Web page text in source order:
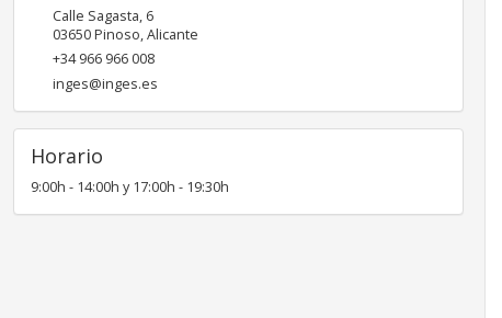
Calle Sagasta, 6
03650Pinoso,Alicante
+34 966 966 008
inges@inges.es
Horario
9:00h - 14:00h y 17:00h - 19:30h